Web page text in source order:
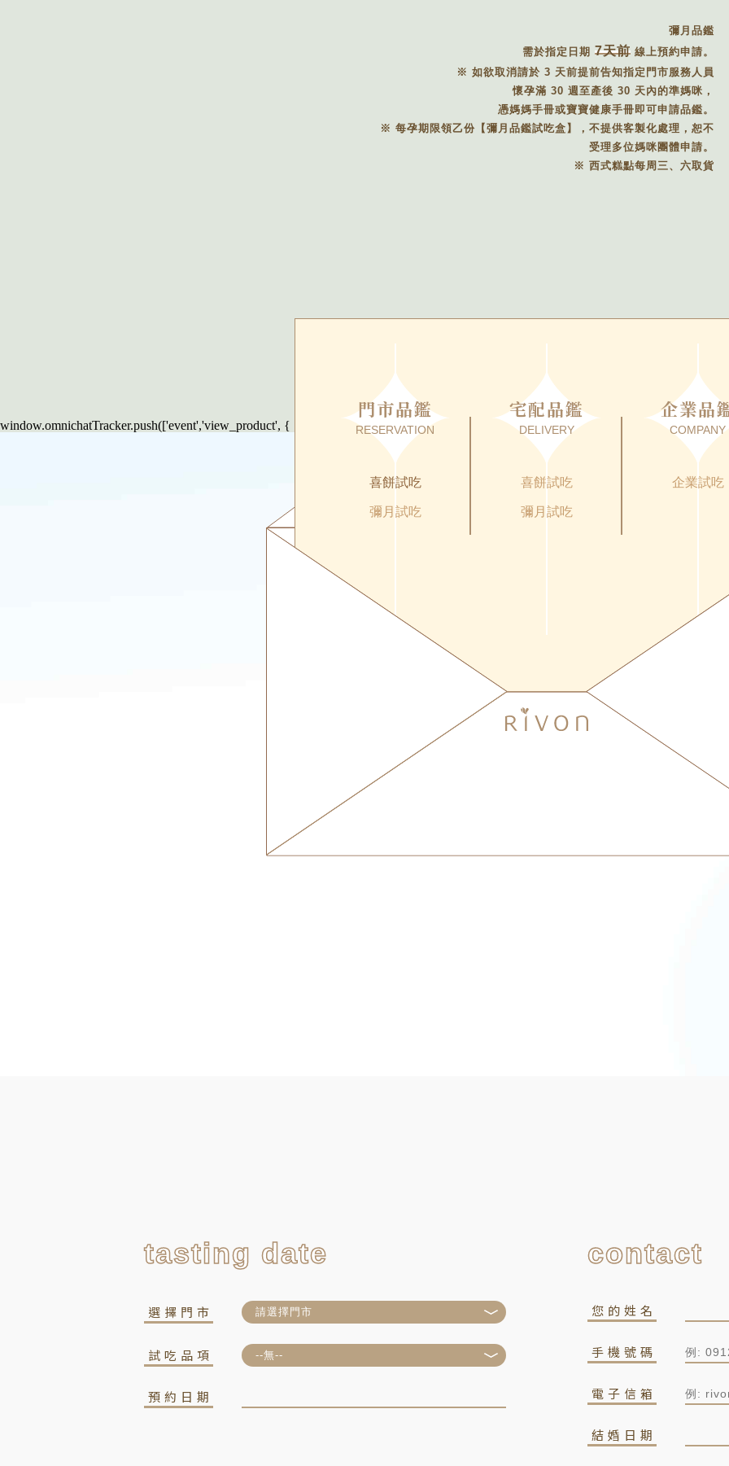
彌月品鑑
需於指定日期 7天前 線上預約申請。
※ 如欲取消請於 3 天前提前告知指定門市服務人員
懷孕滿 30 週至產後 30 天內的準媽咪，
憑媽媽手冊或寶寶健康手冊即可申請品鑑。
※ 每孕期限領乙份【彌月品鑑試吃盒】，不提供客製化處理，恕不
受理多位媽咪團體申請。
※ 西式糕點每周三、六取貨
window.omnichatTracker.push(['event','view_product', { }]);
門市品鑑
RESERVATION
喜餅試吃
彌月試吃
宅配品鑑
DELIVERY
喜餅試吃
彌月試吃
企業品
COMPANY
企業試吃
tasting date
選擇門市
試吃品項
預約日期
contact
您的姓名
手機號碼
電子信箱
結婚日期